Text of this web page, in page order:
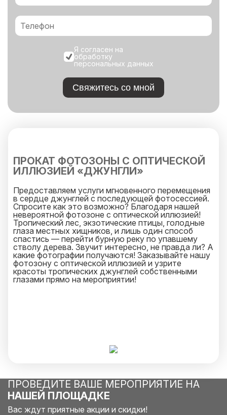
Я согласен на
обработку
персональных данных
Свяжитесь со мной
ПРОКАТ ФОТОЗОНЫ С ОПТИЧЕСКОЙ
ИЛЛЮЗИЕЙ «ДЖУНГЛИ»
Предоставляем услуги мгновенного перемещения
в сердце джунглей с последующей фотосессией.
Спросите как это возможно? Благодаря нашей
невероятной фотозоне с оптической иллюзией!
Тропический лес, экзотические птицы, голодные
глаза местных хищников, и лишь один способ
спастись — перейти бурную реку по упавшему
стволу дерева. Звучит интересно, не правда ли? А
какие фотографии получаются! Заказывайте нашу
фотозону с оптической иллюзией и узрите
красоты тропических джунглей собственными
глазами прямо на мероприятии!
ПРОВЕДИТЕ ВАШЕ МЕРОПРИЯТИЕ НА
НАШЕЙ ПЛОЩАДКЕ
Вас ждут приятные акции и скидки!